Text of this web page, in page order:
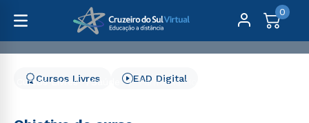
0
Cursos Livres Saúde Farmácia Hospitalar
Cursos Livres EAD Digital